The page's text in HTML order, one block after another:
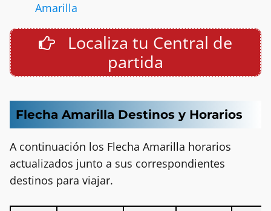
Amarilla
Localiza tu Central de
partida
Flecha Amarilla Destinos y Horarios
A continuación los Flecha Amarilla horarios
actualizados junto a sus correspondientes
destinos para viajar.